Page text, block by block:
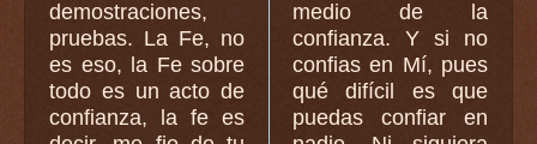
demostraciones,
pruebas. La Fe, no
es eso, la Fe sobre
todo es un acto de
confianza, la fe es
medio de la
confianza. Y si no
confias en Mí, pues
qué difícil es que
puedas confiar en